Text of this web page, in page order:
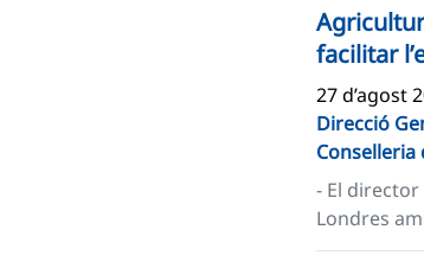
facilitar
27 d’agost
Direcció
Conselleria
- El
Londres